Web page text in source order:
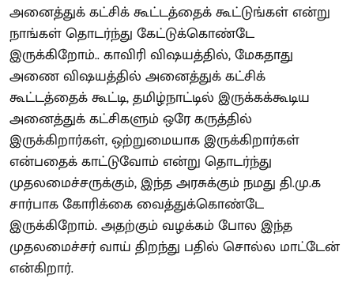
அனைத்துக் கட்சிக் கூட்டத்தைக் கூட்டுங்கள் என்று
நாங்கள் தொடர்ந்து கேட்டுக்கொண்டே
இருக்கிறோம்.. காவிரி விஷயத்தில், மேகதாது
அணை விஷயத்தில் அனைத்துக் கட்சிக்
கூட்டத்தைக் கூட்டி, தமிழ்நாட்டில் இருக்கக்கூடிய
அனைத்துக் கட்சிகளும் ஒரே கருத்தில்
இருக்கிறார்கள், ஒற்றுமையாக இருக்கிறார்கள்
என்பதைக் காட்டுவோம் என்று தொடர்ந்து
முதலமைச்சருக்கும், இந்த அரசுக்கும் நமது தி.மு.க
சார்பாக கோரிக்கை வைத்துக்கொண்டே
இருக்கிறோம். அதற்கும் வழக்கம் போல இந்த
முதலமைச்சர் வாய் திறந்து பதில் சொல்ல மாட்டேன்
என்கிறார்.